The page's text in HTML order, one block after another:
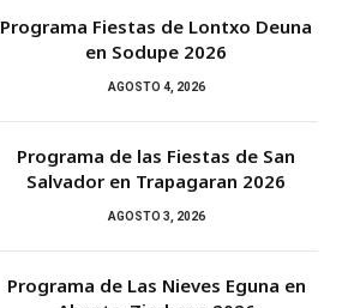
Programa Fiestas de Lontxo Deuna
en Sodupe 2026
AGOSTO 4, 2026
Programa de las Fiestas de San
Salvador en Trapagaran 2026
AGOSTO 3, 2026
Programa de Las Nieves Eguna en